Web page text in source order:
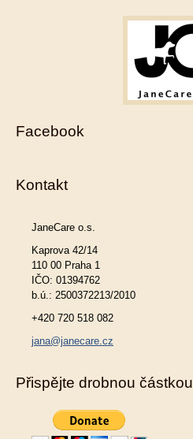
Facebook
Kontakt
JaneCare o.s.
Kaprova 42/14
110 00 Praha 1
IČO: 01394762
b.ú.: 2500372213/2010
+420 720 518 082
jana@janecare.cz
Přispějte drobnou částkou